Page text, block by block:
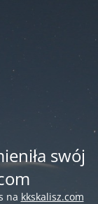
swój
na kkskalisz.com